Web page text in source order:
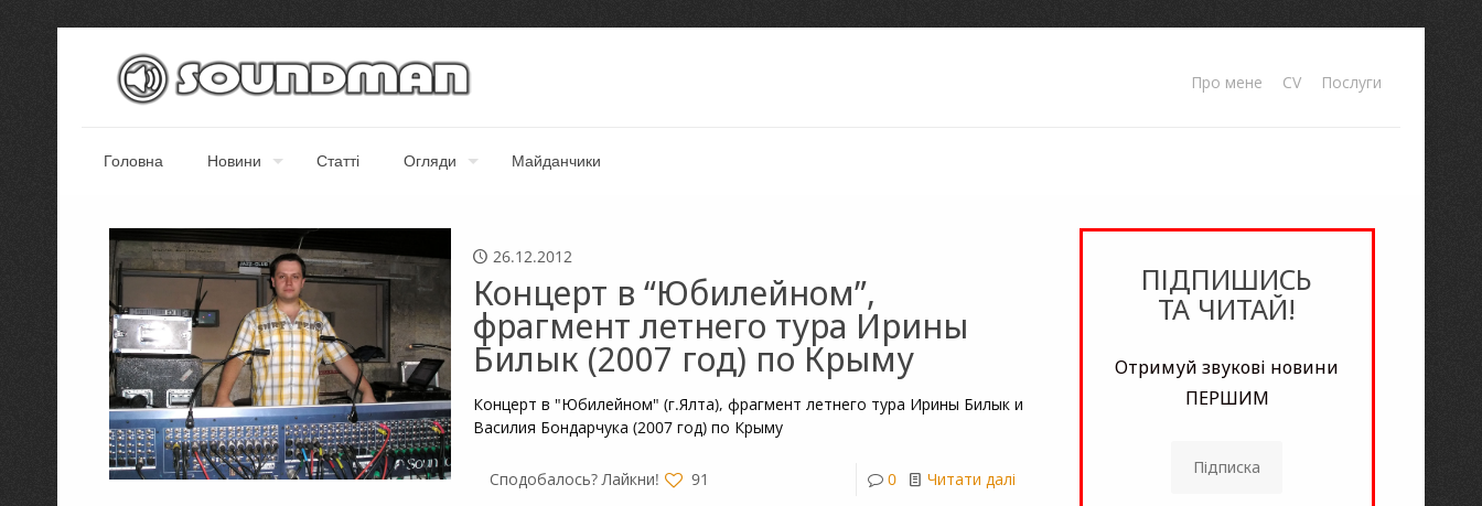
Головна Новини Статті Огляди Майданчики
Про мене CV Послуги
26.12.2012
Концерт в “Юбилейном”,
фрагмент летнего тура Ирины
Билык (2007 год) по Крыму
Концерт в "Юбилейном" (г.Ялта), фрагмент летнего тура Ирины Билык и
Василия Бондарчука (2007 год) по Крыму
Сподобалось? Лайкни! 91 0 Читати далі
ПІДПИШИСЬ
ТА ЧИТАЙ!
Отримуй звукові новини
ПЕРШИМ
Підписка